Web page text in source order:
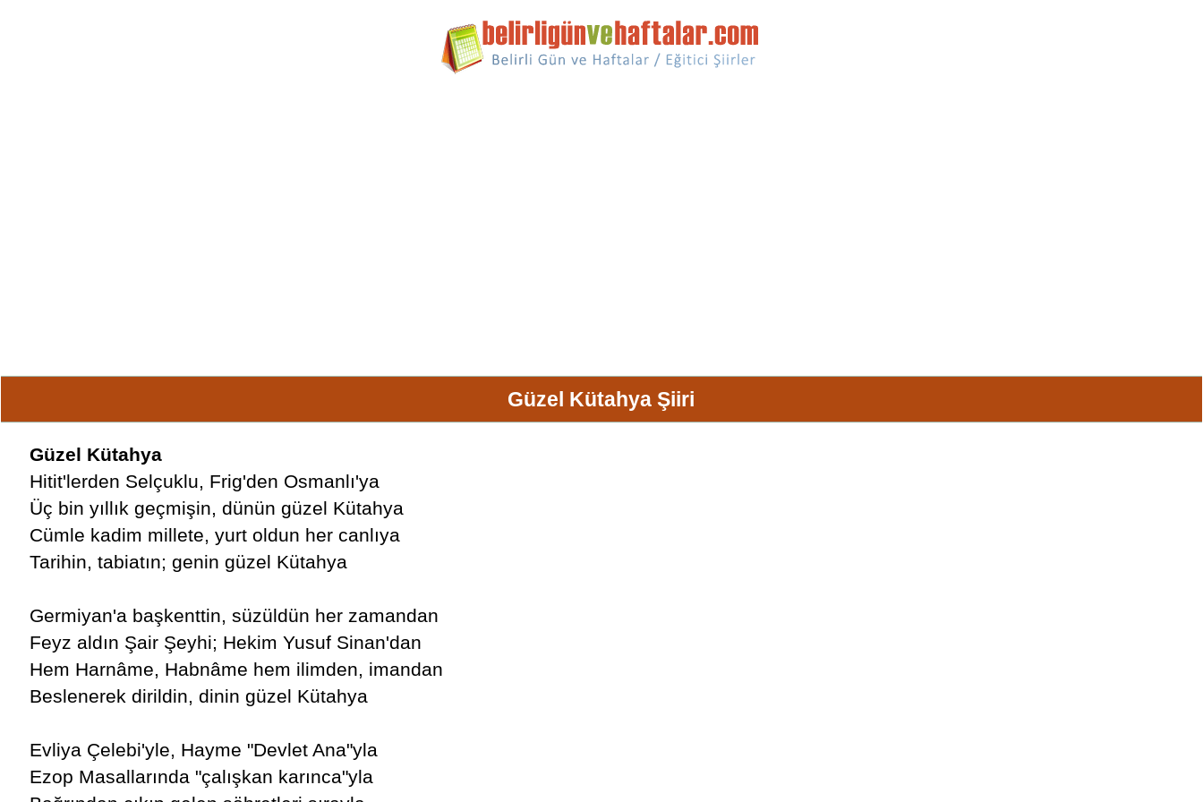
Güzel Kütahya Şiiri
Güzel Kütahya
Hitit'lerden Selçuklu, Frig'den Osmanlı'ya
Üç bin yıllık geçmişin, dünün güzel Kütahya
Cümle kadim millete, yurt oldun her canlıya
Tarihin, tabiatın; genin güzel Kütahya
Germiyan'a başkenttin, süzüldün her zamandan
Feyz aldın Şair Şeyhi; Hekim Yusuf Sinan'dan
Hem Harnâme, Habnâme hem ilimden, imandan
Beslenerek dirildin, dinin güzel Kütahya
Evliya Çelebi'yle, Hayme "Devlet Ana"yla
Ezop Masallarında "çalışkan karınca"yla